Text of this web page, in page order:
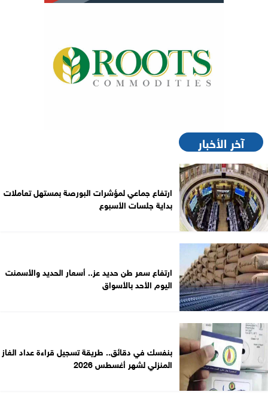
آخر الأخبار
ارتفاع جماعي لمؤشرات البورصة بمستهل تعاملات
بداية جلسات الأسبوع
ارتفاع سعر طن حديد عز.. أسعار الحديد والأسمنت
اليوم الأحد بالأسواق
بنفسك في دقائق.. طريقة تسجيل قراءة عداد الغاز
المنزلي لشهر أغسطس 2026